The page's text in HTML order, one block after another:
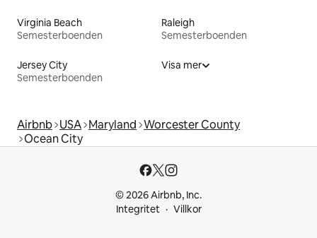
Virginia Beach
Semesterboenden
Raleigh
Semesterboenden
Jersey City
Semesterboenden
Visa mer
Airbnb USA Maryland Worcester County
Ocean City
© 2026 Airbnb, Inc.
Integritet
Villkor